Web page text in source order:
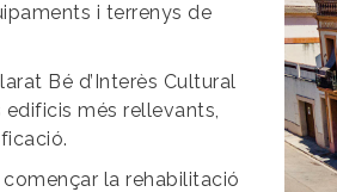
i terrenys de
Bé d’Interès Cultural
més rellevants,
començar la rehabilitació